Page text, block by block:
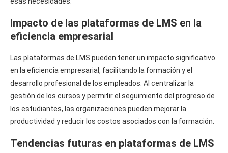
Impacto de las plataformas de LMS en la
eficiencia empresarial
Las plataformas de LMS pueden tener un impacto significativo
en la eficiencia empresarial, facilitando la formación y el
desarrollo profesional de los empleados. Al centralizar la
gestión de los cursos y permitir el seguimiento del progreso de
los estudiantes, las organizaciones pueden mejorar la
productividad y reducir los costos asociados con la formación.
Tendencias futuras en plataformas de LMS